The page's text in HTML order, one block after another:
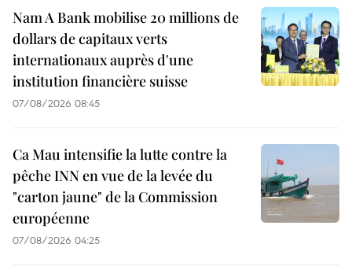
Nam A Bank mobilise 20 millions de
dollars de capitaux verts
internationaux auprès d'une
institution financière suisse
07/08/2026 08:45
Ca Mau intensifie la lutte contre la
pêche INN en vue de la levée du
"carton jaune" de la Commission
européenne
07/08/2026 04:25